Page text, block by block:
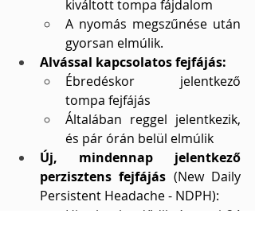
kiváltott tompa fájdalom
A nyomás megszűnése után
gyorsan elmúlik.
Alvással kapcsolatos fejfájás:
Ébredéskor jelentkező
tompa fejfájás
Általában reggel jelentkezik,
és pár órán belül elmúlik
Új, mindennap jelentkező
perzisztens fejfájás (New Daily
Persistent Headache - NDPH):
Hirtelen kezdődik és napi 24